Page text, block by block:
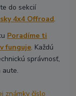
do sekcií
4x4 Offroad.
Poradíme ti
funguje. Každú
správnosť,
aute.
známky číslo